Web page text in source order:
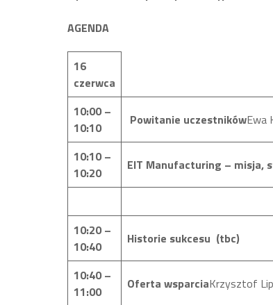
AGENDA
16
czerwca
10:00 –
10:10
Powitanie uczestnikówEwa
10:10 –
10:20
EIT Manufacturing – misja,
10:20 –
10:40
Historie sukcesu (tbc)
10:40 –
11:00
Oferta wsparciaKrzysztof